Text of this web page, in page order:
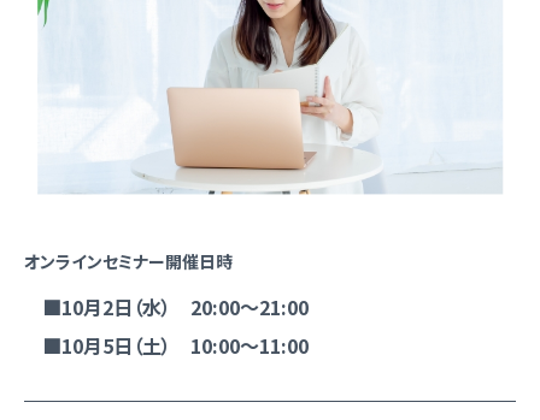
オンラインセミナー開催日時
■10月2日（水） 20:00～21:00
■10月5日（土） 10:00～11:00